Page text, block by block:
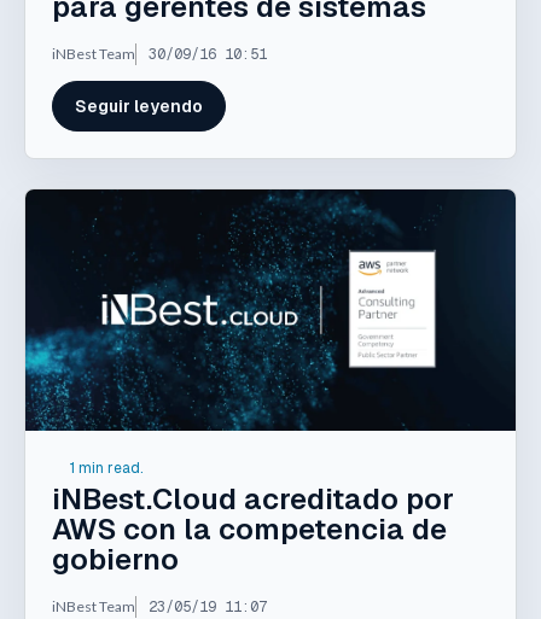
iNBest Team 30/09/16 10:51
Seguir leyendo
1 min read.
iNBest.Cloud acreditado por
AWS con la competencia de
gobierno
iNBest Team 23/05/19 11:07